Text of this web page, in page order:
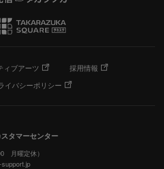
ィブアーツ
採用情報
イバシーポリシー
タマーセンター
月曜定休）